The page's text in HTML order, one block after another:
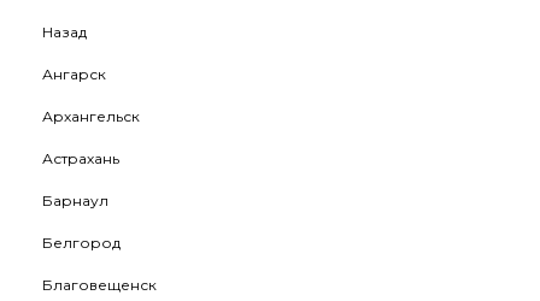
Назад
Ангарск
Архангельск
Астрахань
Барнаул
Белгород
Благовещенск